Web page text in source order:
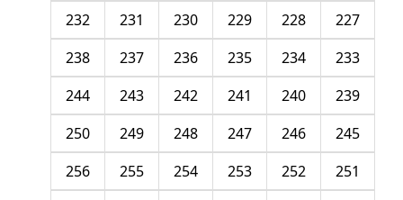
227
228
229
230
231
232
233
234
235
236
237
238
239
240
241
242
243
244
245
246
247
248
249
250
251
252
253
254
255
256